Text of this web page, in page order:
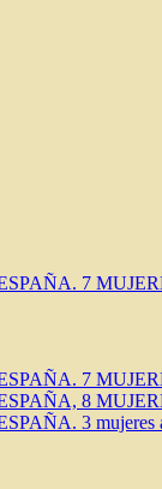
7
7
8
3 mujeres